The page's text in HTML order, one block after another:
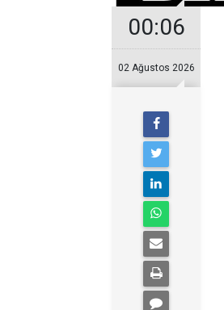
00:06
02 Ağustos 2026